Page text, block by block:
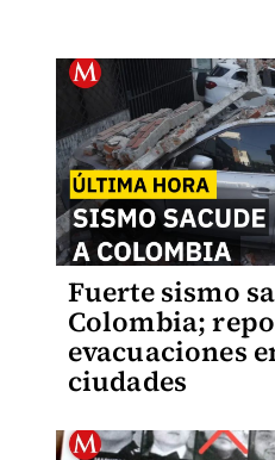
Fuerte sismo
Colombia;
evacuaciones
ciudades